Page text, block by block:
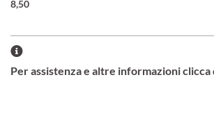
8,50
Per assistenza e altre informazioni clicca